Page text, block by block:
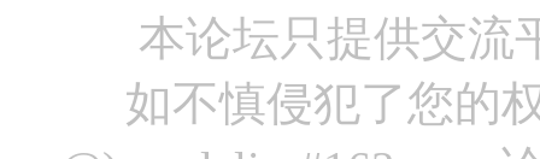
本论坛只提供交流
如不慎侵犯了您的